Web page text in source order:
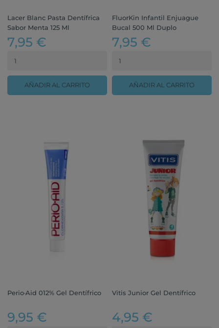
Lacer Blanc Pasta Dentífrica
Sabor Menta 125 Ml
7,95 €
AÑADIR AL CARRITO
FluorKin Infantil Enjuague
Bucal 500 Ml Duplo
7,95 €
AÑADIR AL CARRITO
Perio·Aid 012% Gel Dentífrico
9,95 €
Vitis Junior Gel Dentífrico
4,95 €